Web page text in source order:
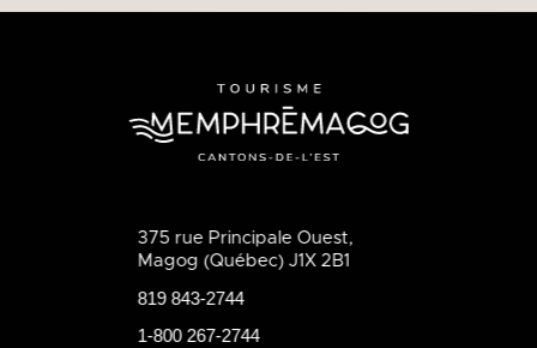
375 rue Principale Ouest,
Magog (Québec) J1X 2B1
819 843-2744
1-800 267-2744